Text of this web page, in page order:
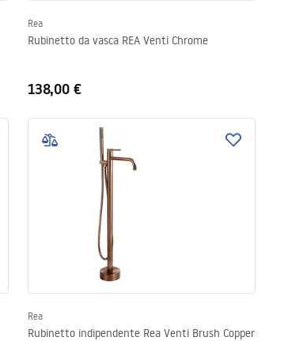
Rea
Rubinetto da vasca REA Venti Chrome
138,00 €
Rea
Rubinetto indipendente Rea Venti Brush Copper